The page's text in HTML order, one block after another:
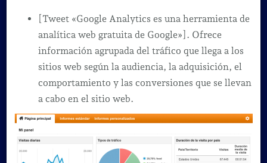
[Tweet «Google Analytics es una herramienta de
analítica web gratuita de Google»]. Ofrece
información agrupada del tráfico que llega a los
sitios web según la audiencia, la adquisición, el
comportamiento y las conversiones que se llevan
a cabo en el sitio web.